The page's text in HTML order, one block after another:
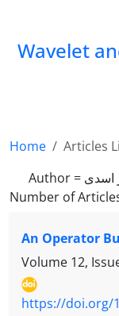
Wavelet
Home
Articles
Author = اسدی
Number of
An Operator
Volume 12,
https://doi.org/